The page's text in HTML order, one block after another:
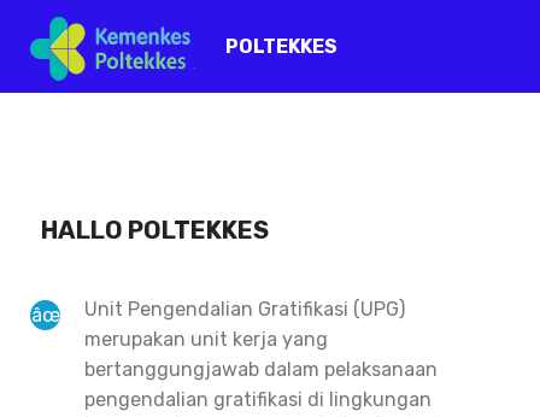
POLTEKKES
HALLO POLTEKKES
Unit Pengendalian Gratifikasi (UPG)
merupakan unit kerja yang
bertanggungjawab dalam pelaksanaan
pengendalian gratifikasi di lingkungan